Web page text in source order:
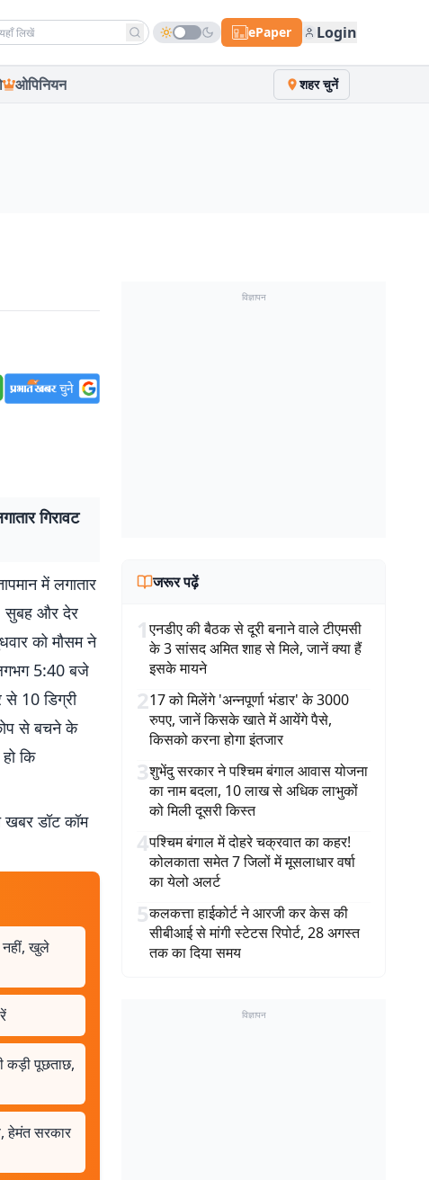
news ePaper Login
ओपिनियन शहर चुनें
गिरावट
में लगातार
सुबह और देर
को मौसम ने
5:40 बजे
से 10 डिग्री
से बचने के
कि
खबर डॉट कॉम
खुले
कड़ी पूछताछ,
हेमंत सरकार
विज्ञापन
जरूर पढ़ें
1एनडीए की बैठक से दूरी बनाने वाले टीएमसी
के 3 सांसद अमित शाह से मिले, जानें क्या हैं
इसके मायने
217 को मिलेंगे 'अन्नपूर्णा भंडार' के 3000
रुपए, जानें किसके खाते में आयेंगे पैसे,
किसको करना होगा इंतजार
3शुभेंदु सरकार ने पश्चिम बंगाल आवास योजना
का नाम बदला, 10 लाख से अधिक लाभुकों
को मिली दूसरी किस्त
4पश्चिम बंगाल में दोहरे चक्रवात का कहर!
कोलकाता समेत 7 जिलों में मूसलाधार वर्षा
का येलो अलर्ट
5कलकत्ता हाईकोर्ट ने आरजी कर केस की
सीबीआई से मांगी स्टेटस रिपोर्ट, 28 अगस्त
तक का दिया समय
विज्ञापन